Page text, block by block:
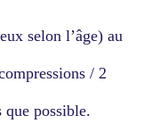
selon l’âge) au
/ 2
que possible.